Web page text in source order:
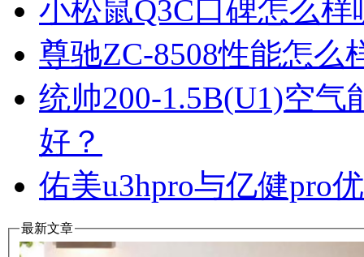
小松鼠Q3C口碑怎么
尊驰ZC-8508性能怎么
统帅200-1.5B(U1)空
好？
佑美u3hpro与亿健pro
最新文章